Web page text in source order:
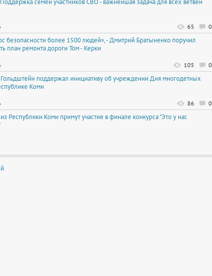
семей участников СВО - важнейшая задача для всех ветвей
0
65
безопасности более 1500 людей», - Дмитрий Братыненко поручил
план ремонта дороги Том - Керки
0
105
Гольдштейн поддержал инициативу об учреждении Дня многодетных
Коми
0
86
Республики Коми примут участие в финале конкурса "Это у нас